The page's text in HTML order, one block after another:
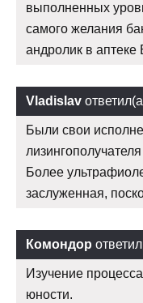
выполненных
самого желания
андролик в
Vladislav
Были свои
Более
заслуженная,
Комондор
Изучение
юности.